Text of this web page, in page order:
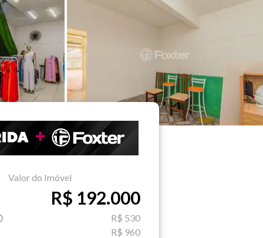
Valor do Imóvel
R$ 192.000
R$ 530
R$ 960